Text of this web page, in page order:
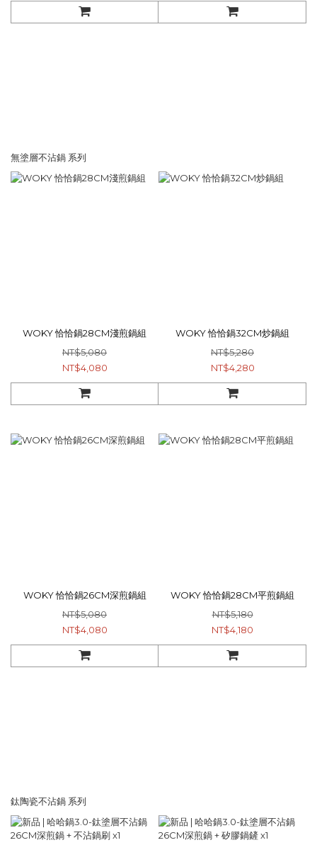
無塗層不沾鍋 系列
WOKY 恰恰鍋28CM淺煎鍋組
NT$5,080
NT$4,080
WOKY 恰恰鍋32CM炒鍋組
NT$5,280
NT$4,280
WOKY 恰恰鍋26CM深煎鍋組
NT$5,080
NT$4,080
WOKY 恰恰鍋28CM平煎鍋組
NT$5,180
NT$4,180
鈦陶瓷不沾鍋 系列